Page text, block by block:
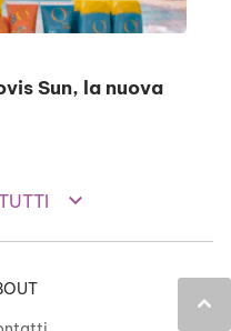
Sun, la nuova
keyboard_arrow_down
keyboard_arrow_up